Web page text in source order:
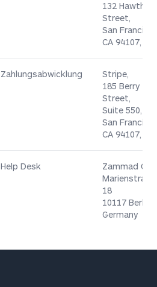
132
Street,
San
CA 94107,
Zahlungsabwicklung
Stripe,
185 Berry
Street,
Suite 550,
San
CA 94107,
Help Desk
Zammad
Marienstraße
18
10117 Berlin
Germany